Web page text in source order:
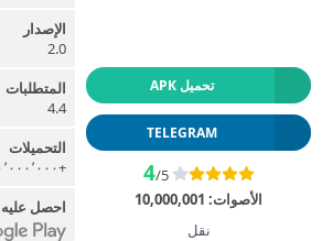
تحميل APK
TELEGRAM
4/5
الأصوات: 10,000,001
نقل
الإصدار
2.0
المتطلبات
4.4
التحميلات
+١٠٬٠٠٠٬٠٠٠
احصل عليه